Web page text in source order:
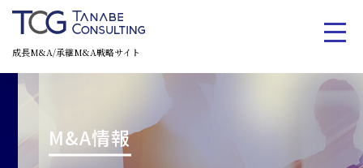
成長M&A/承継M&A戦略サイト
M&A情報